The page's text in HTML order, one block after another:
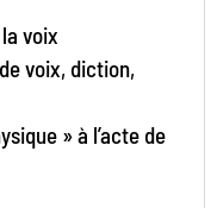
voix
voix, diction,
» à l’acte de